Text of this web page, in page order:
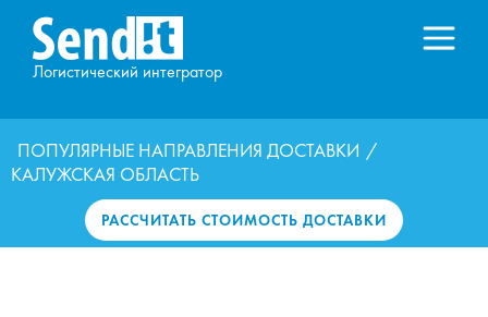
Логистический интегратор
ПОПУЛЯРНЫЕ НАПРАВЛЕНИЯ ДОСТАВКИ /
КАЛУЖСКАЯ ОБЛАСТЬ
РАССЧИТАТЬ СТОИМОСТЬ ДОСТАВКИ